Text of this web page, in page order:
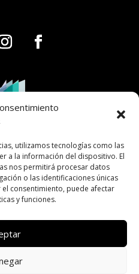
utilizamos tecnologías como las
a la información del dispositivo. El
nos permitirá procesar datos
o las identificaciones únicas
consentimiento, puede afectar
y funciones.